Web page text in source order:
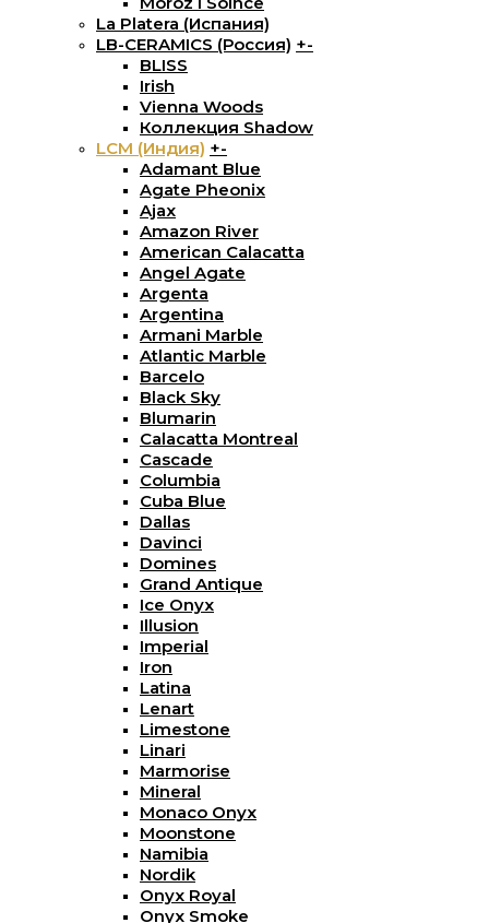
La Platera (Испания)
LB-CERAMICS (Россия) +-
BLISS
Irish
Vienna Woods
Коллекция Shadow
LCM (Индия) +-
Adamant Blue
Agate Pheonix
Ajax
Amazon River
American Calacatta
Angel Agate
Argenta
Argentina
Armani Marble
Atlantic Marble
Barcelo
Black Sky
Blumarin
Calacatta Montreal
Cascade
Columbia
Cuba Blue
Dallas
Davinci
Domines
Grand Antique
Ice Onyx
Illusion
Imperial
Iron
Latina
Lenart
Limestone
Linari
Marmorise
Mineral
Monaco Onyx
Moonstone
Namibia
Nordik
Onyx Royal
Onyx Smoke